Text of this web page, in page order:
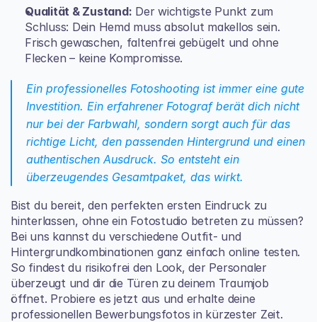
Qualität & Zustand: Der wichtigste Punkt zum
Schluss: Dein Hemd muss absolut makellos sein.
Frisch gewaschen, faltenfrei gebügelt und ohne
Flecken – keine Kompromisse.
Ein professionelles Fotoshooting ist immer eine gute
Investition. Ein erfahrener Fotograf berät dich nicht
nur bei der Farbwahl, sondern sorgt auch für das
richtige Licht, den passenden Hintergrund und einen
authentischen Ausdruck. So entsteht ein
überzeugendes Gesamtpaket, das wirkt.
Bist du bereit, den perfekten ersten Eindruck zu
hinterlassen, ohne ein Fotostudio betreten zu müssen?
Bei uns kannst du verschiedene Outfit- und
Hintergrundkombinationen ganz einfach online testen.
So findest du risikofrei den Look, der Personaler
überzeugt und dir die Türen zu deinem Traumjob
öffnet. Probiere es jetzt aus und erhalte deine
professionellen Bewerbungsfotos in kürzester Zeit.